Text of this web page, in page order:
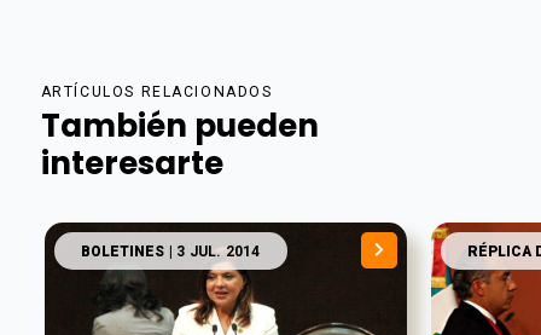
ARTÍCULOS RELACIONADOS
También pueden
interesarte
BOLETINES | 3 JUL. 2014 RÉPLICA